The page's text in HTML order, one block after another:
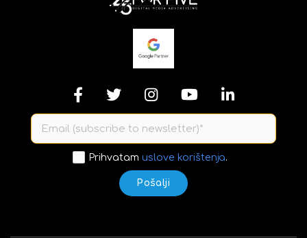
Prihvatam uslove korištenja.
Pošalji